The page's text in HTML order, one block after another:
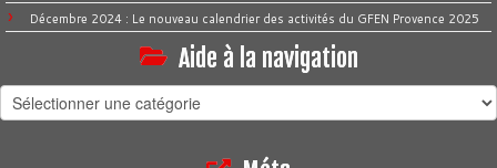
Décembre 2024 : Le nouveau calendrier des activités du GFEN Provence 2025
Aide à la navigation
Aide
à